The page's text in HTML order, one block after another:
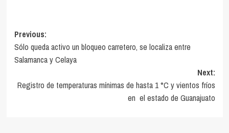
Post
navigation
Previous:
Sólo queda activo un bloqueo carretero, se localiza entre
Salamanca y Celaya
Next:
Registro de temperaturas mínimas de hasta 1 °C y vientos fríos
en el estado de Guanajuato